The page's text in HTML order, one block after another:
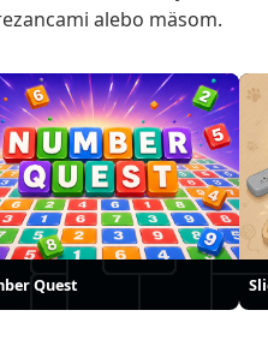
alebo mäsom.
Quest